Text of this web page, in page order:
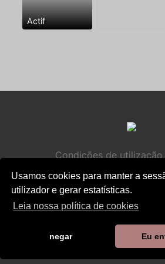
Usamos cookies para manter a
utilizador e gerar estatísticas.
Leia nossa política de cookies
negar Eu
Actif
Condições de utilização
Política de privacidade
Política de Segurança Infantil